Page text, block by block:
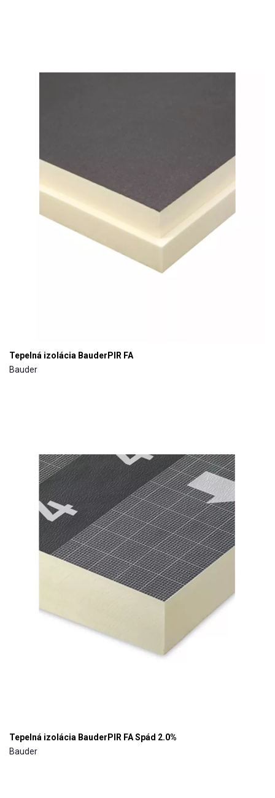
Tepelná izolácia BauderPIR FA
Bauder
Tepelná izolácia BauderPIR FA Spád 2.0%
Bauder